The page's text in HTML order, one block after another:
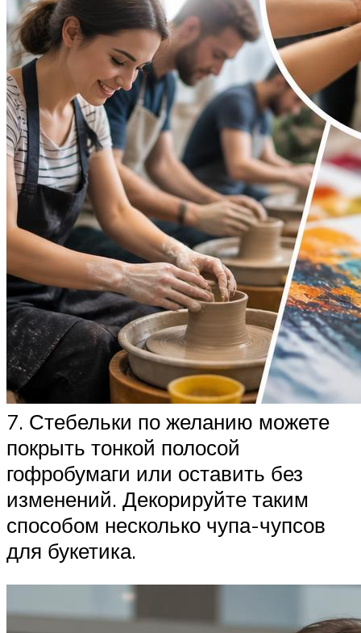
7. Стебельки по желанию можете
покрыть тонкой полосой
гофробумаги или оставить без
изменений. Декорируйте таким
способом несколько чупа-чупсов
для букетика.